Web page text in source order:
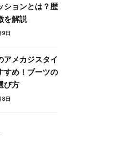
ションとは？歴
を解説
9日
アメカジスタイ
すめ！ブーツの
び方
8日